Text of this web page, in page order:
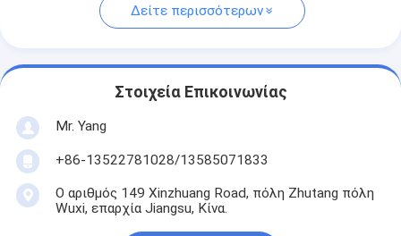
Δείτε περισσότερων
Στοιχεία Επικοινωνίας
Mr. Yang
+86-13522781028/13585071833
Ο αριθμός 149 Xinzhuang Road, πόλη Zhutang πόλη
Wuxi, επαρχία Jiangsu, Κίνα.